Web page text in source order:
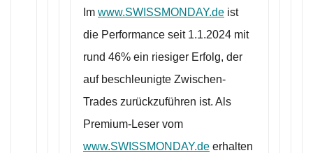
Im www.SWISSMONDAY.de ist
die Performance seit 1.1.2024 mit
rund 46% ein riesiger Erfolg, der
auf beschleunigte Zwischen-
Trades zurückzuführen ist. Als
Premium-Leser vom
www.SWISSMONDAY.de erhalten